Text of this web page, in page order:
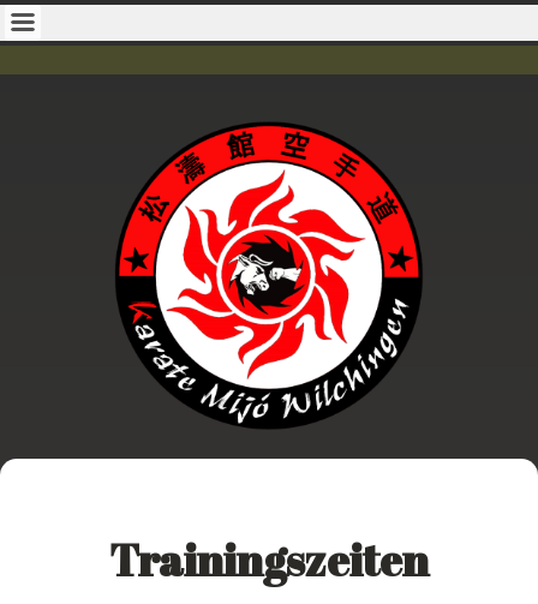
Trainingszeiten